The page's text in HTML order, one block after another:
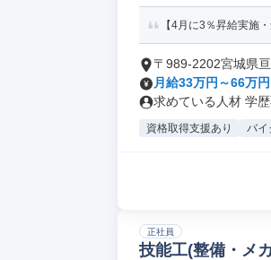
【4月に3％昇給実施
〒989-2202宮城県
月給33万円～66万円
求めている人材 学
資格取得支援あり バイ
正社員
技能工(整備・メ